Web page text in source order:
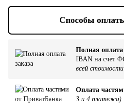
Способы
Полная оплата
IBAN на счет
всей стоимости
Оплата
3 и 4 платежа)